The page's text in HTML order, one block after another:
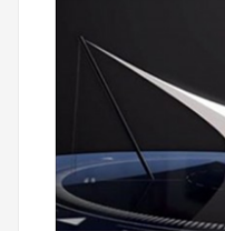
Versions précédentes